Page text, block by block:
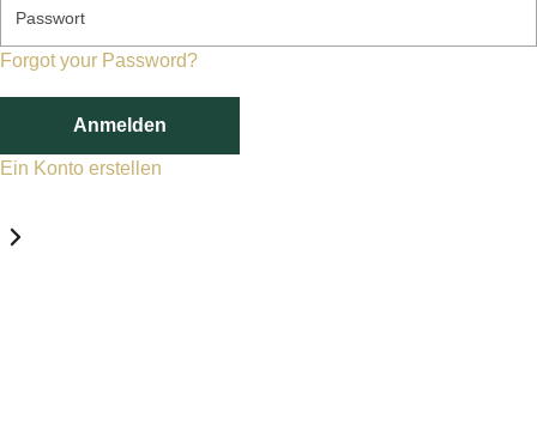
Forgot your Password?
Anmelden
Ein Konto erstellen